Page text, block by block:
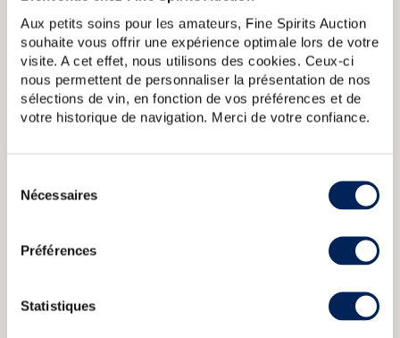
Aux petits soins pour les amateurs, Fine Spirits Auction
souhaite vous offrir une expérience optimale lors de votre
visite. A cet effet, nous utilisons des cookies. Ceux-ci
nous permettent de personnaliser la présentation de nos
sélections de vin, en fonction de vos préférences et de
votre historique de navigation. Merci de votre confiance.
Nécessaires
Préférences
Statistiques
A PROPOS DE LA CUVÉE
Issue d'une recette jalousement gardée par les Pères
Chartreux, la Chartreuse verte est composée de 130
plantes. Elevée en foudre de chêne, elle est embouteillé à
55%. Elle a été élaborée en 1840 et il existe aussi une
Chartreuse 2003 Of.
Episcopale One of 5000 Diffusion (35cl.)
Chartreuse Of. Jaune
Chartreuse Of. Jaune Santa
Tecla 2020 Serie Limitada
CARACTÉRISTIQUES DU DOMAINE & DE LA CUVÉE